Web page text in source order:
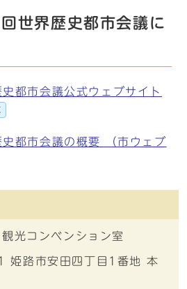
世界歴史都市会議に
都市会議公式ウェブサイト
都市会議の概要 （市ウェブ
光コンベンション室
路市安田四丁目1番地 本